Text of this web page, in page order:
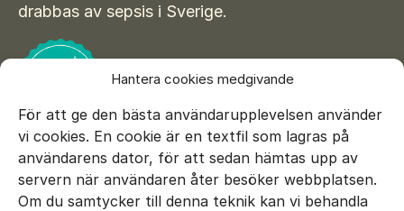
Hantera cookies medgivande
För att ge den bästa användarupplevelsen använder
vi cookies. En cookie är en textfil som lagras på
användarens dator, för att sedan hämtas upp av
servern när användaren åter besöker webbplatsen.
Om du samtycker till denna teknik kan vi behandla
drabbas av sepsis i Sverige.